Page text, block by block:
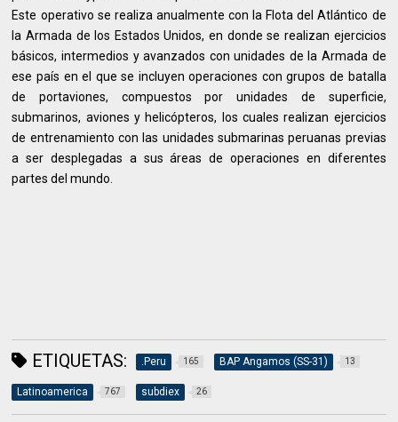
Este operativo se realiza anualmente con la Flota del Atlántico de
la Armada de los Estados Unidos, en donde se realizan ejercicios
básicos, intermedios y avanzados con unidades de la Armada de
ese país en el que se incluyen operaciones con grupos de batalla
de portaviones, compuestos por unidades de superficie,
submarinos, aviones y helicópteros, los cuales realizan ejercicios
de entrenamiento con las unidades submarinas peruanas previas
a ser desplegadas a sus áreas de operaciones en diferentes
partes del mundo.
ETIQUETAS: .Peru 165 BAP Angamos (SS-31) 13
Latinoamerica 767 subdiex 26